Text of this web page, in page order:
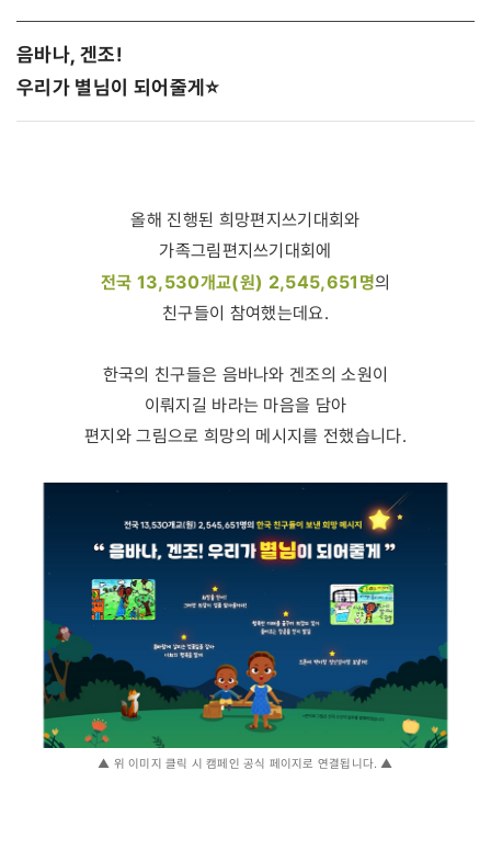
음바나, 겐조!
우리가 별님이 되어줄게⭐
올해 진행된 희망편지쓰기대회와
가족그림편지쓰기대회에
전국 13,530개교(원) 2,545,651명의
친구들이 참여했는데요.
한국의 친구들은 음바나와 겐조의 소원이
이뤄지길 바라는 마음을 담아
편지와 그림으로 희망의 메시지를 전했습니다.
▲ 위 이미지 클릭 시 캠페인 공식 페이지로 연결됩니다. ▲